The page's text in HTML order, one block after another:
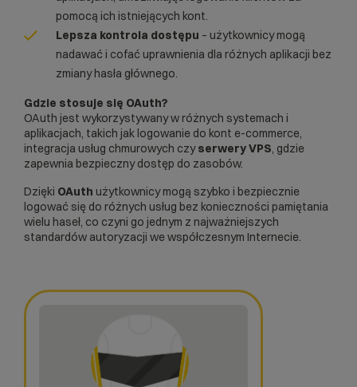
pomocą ich istniejących kont.
Lepsza kontrola dostępu – użytkownicy mogą
nadawać i cofać uprawnienia dla różnych aplikacji bez
zmiany hasła głównego.
Gdzie stosuje się OAuth?
OAuth jest wykorzystywany w różnych systemach i
aplikacjach, takich jak logowanie do kont e-commerce,
integracja usług chmurowych czyserwery VPS, gdzie
zapewnia bezpieczny dostęp do zasobów.
Dzięki OAuth użytkownicy mogą szybko i bezpiecznie
logować się do różnych usług bez konieczności pamiętania
wielu haseł, co czyni go jednym z najważniejszych
standardów autoryzacji we współczesnym Internecie.